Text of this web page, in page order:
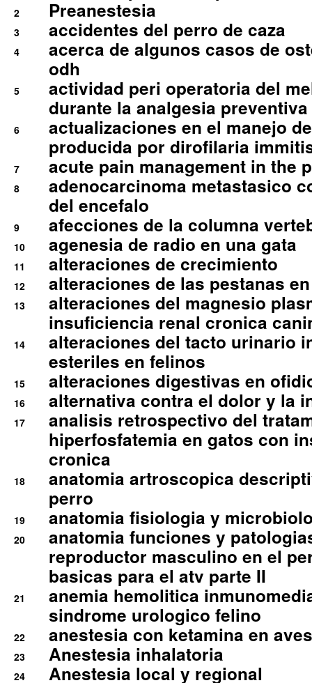
2 Preanestesia
3 accidentes del perro de caza
4
acerca de algunos casos de
odh
5
actividad peri operatoria del
durante la analgesia
6
actualizaciones en el manejo
producida por dirofilaria
7 acute pain management in the
8
adenocarcinoma metastasico
del encefalo
9 afecciones de la columna
10 agenesia de radio en una gata
11 alteraciones de crecimiento
12 alteraciones de las pestanas
13
alteraciones del magnesio
insuficiencia renal cronica
14
alteraciones del tacto urinario
esteriles en felinos
15 alteraciones digestivas en
16 alternativa contra el dolor y la
17
analisis retrospectivo del
hiperfosfatemia en gatos con
cronica
18
anatomia artroscopica
perro
19 anatomia fisiologia y
20
anatomia funciones y
reproductor masculino en el
basicas para el atv parte II
21
anemia hemolitica
sindrome urologico felino
22 anestesia con ketamina en
23 Anestesia inhalatoria
24 Anestesia local y regional